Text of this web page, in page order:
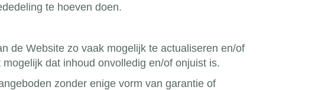
te hoeven doen.
de Website zo vaak mogelijk te actualiseren en/of
dat inhoud onvolledig en/of onjuist is.
zonder enige vorm van garantie of